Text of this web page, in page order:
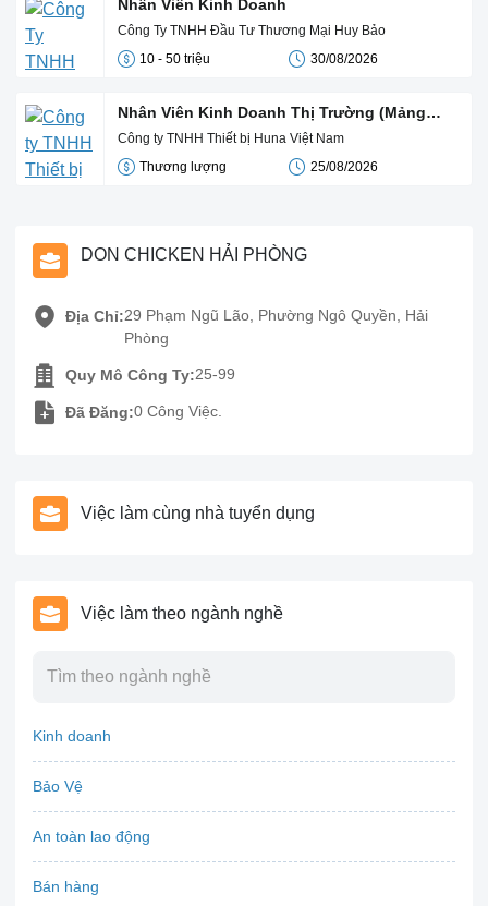
Nhân Viên Kinh Doanh
Công Ty TNHH Đầu Tư Thương Mại Huy Bảo
10 - 50 triệu
30/08/2026
Nhân Viên Kinh Doanh Thị Trường (Mảng
Điều Hòa Công Nghiệp)
Công ty TNHH Thiết bị Huna Việt Nam
Thương lượng
25/08/2026
DON CHICKEN HẢI PHÒNG
Địa Chỉ:29 Phạm Ngũ Lão, Phường Ngô Quyền, Hải
Phòng
Quy Mô Công Ty:25-99
Đã Đăng:0 Công Việc.
Việc làm cùng nhà tuyển dụng
Việc làm theo ngành nghề
Kinh doanh
Bảo Vệ
An toàn lao động
Bán hàng